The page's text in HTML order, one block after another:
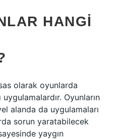
HANGI
olarak oyunlarda
Oyunların
alanda da uygulamaları
sorun yaratabilecek
yaygın